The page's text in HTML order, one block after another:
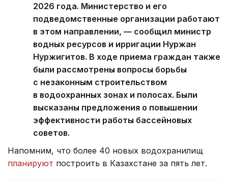
2026 года. Министерство и его
подведомственные организации работают
в этом направлении, — сообщил министр
водных ресурсов и ирригации Нуржан
Нуржигитов. В ходе приема граждан также
были рассмотрены вопросы борьбы
с незаконным строительством
в водоохранных зонах и полосах. Были
высказаны предложения о повышении
эффективности работы бассейновых
советов.
Напомним, что более 40 новых водохранилищ
планируют построить в Казахстане за пять лет.